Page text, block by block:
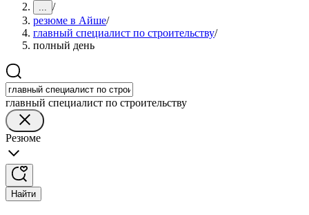
... /
резюме в Айше/
главный специалист по строительству/
полный день
главный специалист по строительству
Резюме
Найти